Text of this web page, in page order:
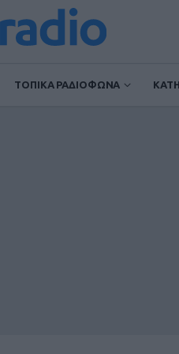
ΤΟΠΙΚΑ ΡΑΔΙΟΦΩΝΑ